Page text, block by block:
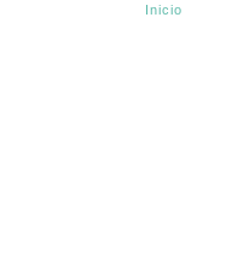
Inicio